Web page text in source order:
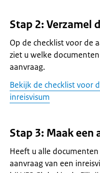
Stap 2: Verzamel
Op de checklist voor de
ziet u welke
aanvraag.
Bekijk de checklist voor
inreisvisum
Stap 3: Maak een
Heeft u alle
aanvraag van een